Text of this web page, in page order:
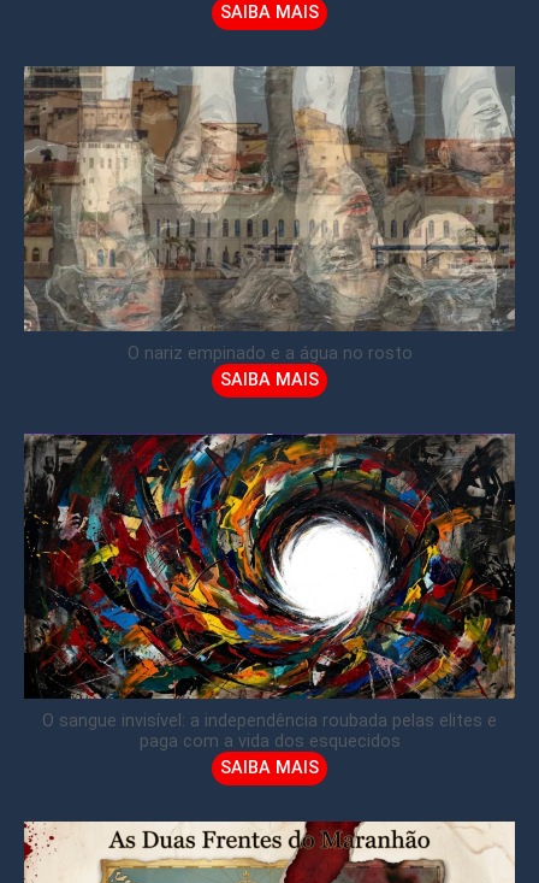
SAIBA MAIS
O nariz empinado e a água no rosto
SAIBA MAIS
O sangue invisível: a independência roubada pelas elites e
paga com a vida dos esquecidos
SAIBA MAIS